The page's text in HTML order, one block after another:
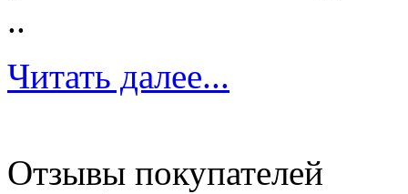
..
Читать далее...
Отзывы покупателей